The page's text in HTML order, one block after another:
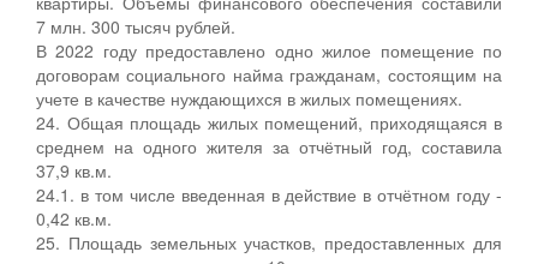
7 млн. 300 тысяч рублей.
В 2022 году предоставлено одно жилое помещение по
договорам социального найма гражданам, состоящим на
учете в качестве нуждающихся в жилых помещениях.
24. Общая площадь жилых помещений, приходящаяся в
среднем на одного жителя за отчётный год, составила
37,9 кв.м.
24.1. в том числе введенная в действие в отчётном году -
0,42 кв.м.
25. Площадь земельных участков, предоставленных для